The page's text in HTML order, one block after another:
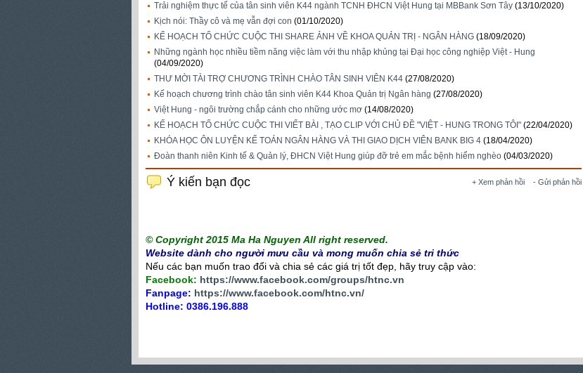
Trải nghiệm thực tế của tân sinh viên K44 ngành TCNH ĐHCN Việt Hung tại MBBank Sơn Tây (13/10/2020)
Kịch nói: Thầy cô và mẹ vẫn đợi con (01/10/2020)
KẾ HOẠCH TỔ CHỨC CUỘC THI SHARE ẢNH VỀ KHOA QUẢN TRỊ - NGÂN HÀNG (18/09/2020)
Những ngành học nhiều tiềm năng việc làm với thu nhập khủng tại Đại học công nghiệp Việt - Hung
(04/09/2020)
THƯ MỜI TÀI TRỢ CHƯƠNG TRÌNH CHÀO TÂN SINH VIÊN K44 (27/08/2020)
Kế hoạch chương trình chào tân sinh viên K44 Khoa Quản trị Ngân hàng (27/08/2020)
Việt Hung - ngôi trường chắp cánh cho những ước mơ (14/08/2020)
KẾ HOẠCH TỔ CHỨC CUỘC THI VIẾT BÀI , TẠO CLIP VỚI CHỦ ĐỀ "VIỆT - HUNG TRONG TÔI" (22/04/2020)
KHÓA HỌC ÔN LUYỆN KẾ TOÁN NGÂN HÀNG VÀ THI GIAO DỊCH VIÊN BANK BIG 4 (18/04/2020)
Đoàn thanh niên Kinh tế & Quản lý, ĐHCN Việt Hung giúp đỡ trẻ em mắc bệnh hiểm nghèo (04/03/2020)
+ Xem phản hồi - Gửi phản hồi
Ý kiến bạn đọc
© Copyright 2015 Ma Ha Nguyen All right reserved.
Website dành cho người mưu cầu và mong muốn chia sẻ tri thức
Nếu các bạn muốn trao đổi và chia sẻ các giá trị tốt đẹp, hãy truy cập vào:
Facebook: https://www.facebook.com/groups/htnc.vn
Fanpage: https://www.facebook.com/htnc.vn/
Hotline: 0386.196.888